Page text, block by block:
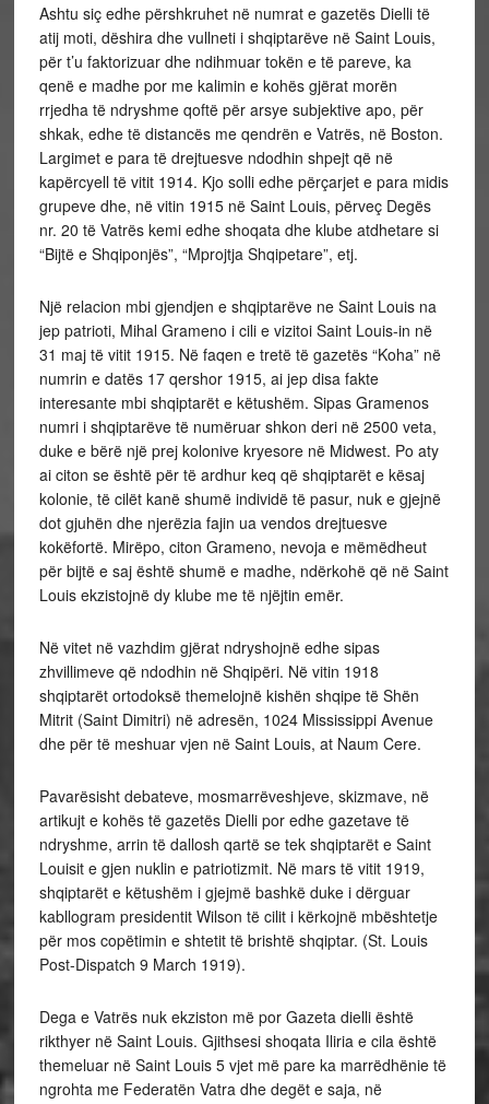
Ashtu siç edhe përshkruhet në numrat e gazetës Dielli të
atij moti, dëshira dhe vullneti i shqiptarëve në Saint Louis,
për t’u faktorizuar dhe ndihmuar tokën e të pareve, ka
qenë e madhe por me kalimin e kohës gjërat morën
rrjedha të ndryshme qoftë për arsye subjektive apo, për
shkak, edhe të distancës me qendrën e Vatrës, në Boston.
Largimet e para të drejtuesve ndodhin shpejt që në
kapërcyell të vitit 1914. Kjo solli edhe përçarjet e para midis
grupeve dhe, në vitin 1915 në Saint Louis, përveç Degës
nr. 20 të Vatrës kemi edhe shoqata dhe klube atdhetare si
“Bijtë e Shqiponjës”, “Mprojtja Shqipetare”, etj.
Një relacion mbi gjendjen e shqiptarëve ne Saint Louis na
jep patrioti, Mihal Grameno i cili e vizitoi Saint Louis-in në
31 maj të vitit 1915. Në faqen e tretë të gazetës “Koha” në
numrin e datës 17 qershor 1915, ai jep disa fakte
interesante mbi shqiptarët e këtushëm. Sipas Gramenos
numri i shqiptarëve të numëruar shkon deri në 2500 veta,
duke e bërë një prej kolonive kryesore në Midwest. Po aty
ai citon se është për të ardhur keq që shqiptarët e kësaj
kolonie, të cilët kanë shumë individë të pasur, nuk e gjejnë
dot gjuhën dhe njerëzia fajin ua vendos drejtuesve
kokëfortë. Mirëpo, citon Grameno, nevoja e mëmëdheut
për bijtë e saj është shumë e madhe, ndërkohë që në Saint
Louis ekzistojnë dy klube me të njëjtin emër.
Në vitet në vazhdim gjërat ndryshojnë edhe sipas
zhvillimeve që ndodhin në Shqipëri. Në vitin 1918
shqiptarët ortodoksë themelojnë kishën shqipe të Shën
Mitrit (Saint Dimitri) në adresën, 1024 Mississippi Avenue
dhe për të meshuar vjen në Saint Louis, at Naum Cere.
Pavarësisht debateve, mosmarrëveshjeve, skizmave, në
artikujt e kohës të gazetës Dielli por edhe gazetave të
ndryshme, arrin të dallosh qartë se tek shqiptarët e Saint
Louisit e gjen nuklin e patriotizmit. Në mars të vitit 1919,
shqiptarët e këtushëm i gjejmë bashkë duke i dërguar
kabllogram presidentit Wilson të cilit i kërkojnë mbështetje
për mos copëtimin e shtetit të brishtë shqiptar. (St. Louis
Post-Dispatch 9 March 1919).
Dega e Vatrës nuk ekziston më por Gazeta dielli është
rikthyer në Saint Louis. Gjithsesi shoqata Iliria e cila është
themeluar në Saint Louis 5 vjet më pare ka marrëdhënie të
ngrohta me Federatën Vatra dhe degët e saja, në